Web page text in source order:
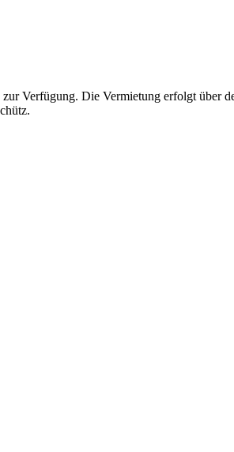
Verfügung. Die Vermietung erfolgt über